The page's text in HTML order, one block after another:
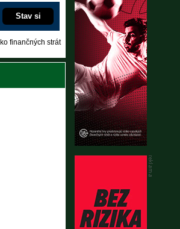
Stav si
finančných strát